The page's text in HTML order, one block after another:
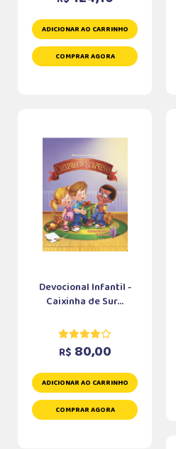
ADICIONAR AO CARRINHO
COMPRAR AGORA
Devocional Infantil -
Caixinha de Sur...
R$ 80,00
ADICIONAR AO CARRINHO
COMPRAR AGORA